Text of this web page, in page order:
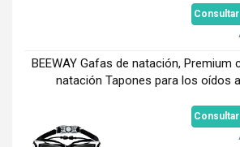
BEEWAY Gafas de natación,
natación Tapones para los oídos